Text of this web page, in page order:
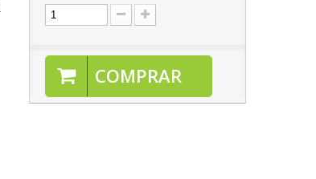
COMPRAR